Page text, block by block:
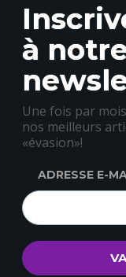
à
Une fois par
nos meilleurs
«évasion»!
ADRESSE E-